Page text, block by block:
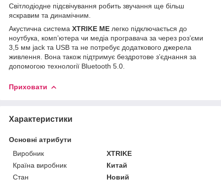
Світлодіодне підсвічування робить звучання ще більш
яскравим та динамічним.
Акустична система XTRIKE ME легко підключається до
ноутбука, комп’ютера чи медіа програвача за через роз’єми
3,5 мм jack та USB та не потребує додаткового джерела
живлення. Вона також підтримує бездротове з’єднання за
допомогою технології Bluetooth 5.0.
Приховати
Характеристики
Основні атрибути
Виробник
XTRIKE
Країна виробник
Китай
Стан
Новий